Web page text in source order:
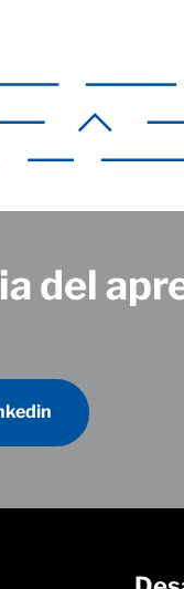
del